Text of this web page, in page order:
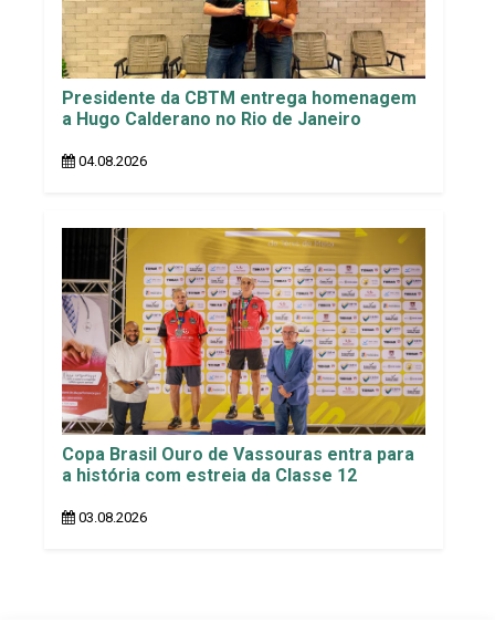
Presidente da CBTM entrega homenagem
a Hugo Calderano no Rio de Janeiro
04.08.2026
Copa Brasil Ouro de Vassouras entra para
a história com estreia da Classe 12
03.08.2026